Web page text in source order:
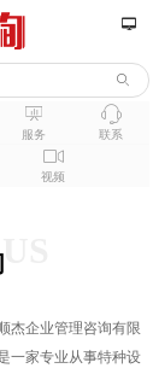
ꄙ
넡
ꀣ
服务
ꁱ
联系
ꀕ
视频
杰企业管理咨询有限
一家专业从事特种设